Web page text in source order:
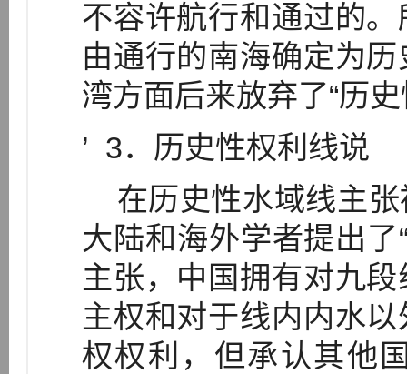
不容许航行和通过的
由通行的南海确定为
湾方面后来放弃了“历
’ 3．历史性权利线说
在历史性水域线主张
大陆和海外学者提出
主张，中国拥有对九
主权和对于线内内水
权权利，但承认其他